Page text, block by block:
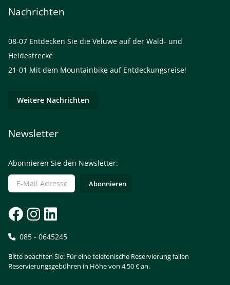
Nachrichten
08-07 Entdecken Sie die Veluwe auf der Wald- und
Heidestrecke
21-01 Mit dem Mountainbike auf Entdeckungsreise!
Weitere Nachrichten
Newsletter
Abonnieren Sie den Newsletter:
085 - 0645245
Bitte beachten Sie: Für eine telefonische Reservierung fallen
Reservierungsgebühren in Höhe von 4,50 € an.